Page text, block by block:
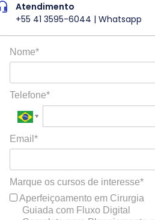
Atendimento
+55 41 3595-6044 | Whatsapp
Nome*
Telefone*
Email*
Marque os cursos de interesse*
Aperfeiçoamento em Cirurgia
Guiada com Fluxo Digital